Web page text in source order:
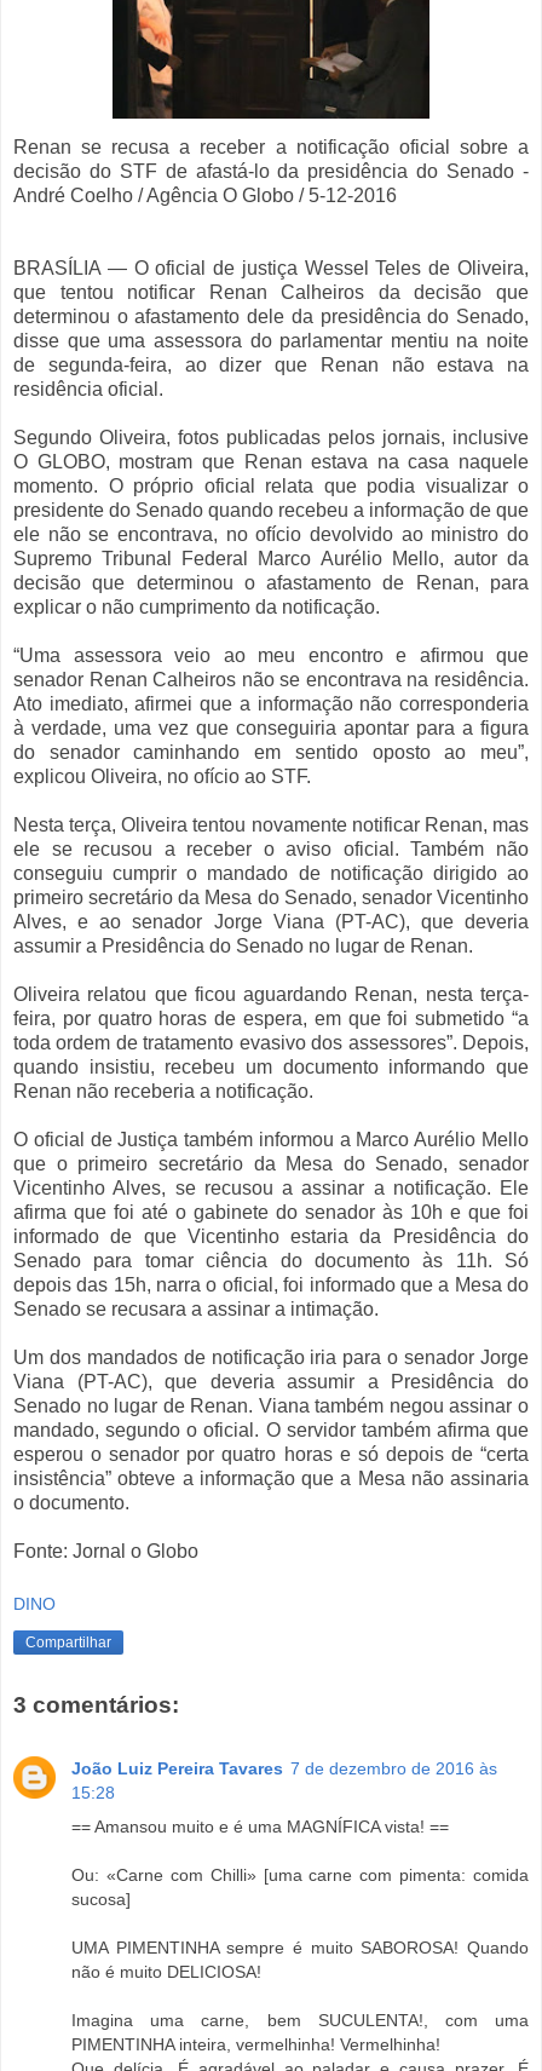
Renan se recusa a receber a notificação oficial sobre a
decisão do STF de afastá-lo da presidência do Senado -
André Coelho / Agência O Globo / 5-12-2016
BRASÍLIA — O oficial de justiça Wessel Teles de Oliveira,
que tentou notificar Renan Calheiros da decisão que
determinou o afastamento dele da presidência do Senado,
disse que uma assessora do parlamentar mentiu na noite
de segunda-feira, ao dizer que Renan não estava na
residência oficial.
Segundo Oliveira, fotos publicadas pelos jornais, inclusive
O GLOBO, mostram que Renan estava na casa naquele
momento. O próprio oficial relata que podia visualizar o
presidente do Senado quando recebeu a informação de que
ele não se encontrava, no ofício devolvido ao ministro do
Supremo Tribunal Federal Marco Aurélio Mello, autor da
decisão que determinou o afastamento de Renan, para
explicar o não cumprimento da notificação.
“Uma assessora veio ao meu encontro e afirmou que
senador Renan Calheiros não se encontrava na residência.
Ato imediato, afirmei que a informação não corresponderia
à verdade, uma vez que conseguiria apontar para a figura
do senador caminhando em sentido oposto ao meu”,
explicou Oliveira, no ofício ao STF.
Nesta terça, Oliveira tentou novamente notificar Renan, mas
ele se recusou a receber o aviso oficial. Também não
conseguiu cumprir o mandado de notificação dirigido ao
primeiro secretário da Mesa do Senado, senador Vicentinho
Alves, e ao senador Jorge Viana (PT-AC), que deveria
assumir a Presidência do Senado no lugar de Renan.
Oliveira relatou que ficou aguardando Renan, nesta terça-
feira, por quatro horas de espera, em que foi submetido “a
toda ordem de tratamento evasivo dos assessores”. Depois,
quando insistiu, recebeu um documento informando que
Renan não receberia a notificação.
O oficial de Justiça também informou a Marco Aurélio Mello
que o primeiro secretário da Mesa do Senado, senador
Vicentinho Alves, se recusou a assinar a notificação. Ele
afirma que foi até o gabinete do senador às 10h e que foi
informado de que Vicentinho estaria da Presidência do
Senado para tomar ciência do documento às 11h. Só
depois das 15h, narra o oficial, foi informado que a Mesa do
Senado se recusara a assinar a intimação.
Um dos mandados de notificação iria para o senador Jorge
Viana (PT-AC), que deveria assumir a Presidência do
Senado no lugar de Renan. Viana também negou assinar o
mandado, segundo o oficial. O servidor também afirma que
esperou o senador por quatro horas e só depois de “certa
insistência” obteve a informação que a Mesa não assinaria
o documento.
Fonte: Jornal o Globo
DINO
Compartilhar
3 comentários:
João Luiz Pereira Tavares 7 de dezembro de 2016 às
15:28
== Amansou muito e é uma MAGNÍFICA vista! ==
Ou: «Carne com Chilli» [uma carne com pimenta: comida
sucosa]
UMA PIMENTINHA sempre é muito SABOROSA! Quando
não é muito DELICIOSA!
Imagina uma carne, bem SUCULENTA!, com uma
PIMENTINHA inteira, vermelhinha! Vermelhinha!